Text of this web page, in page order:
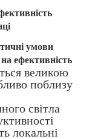
умови
ефективність
великою
поблизу
світла
локальні